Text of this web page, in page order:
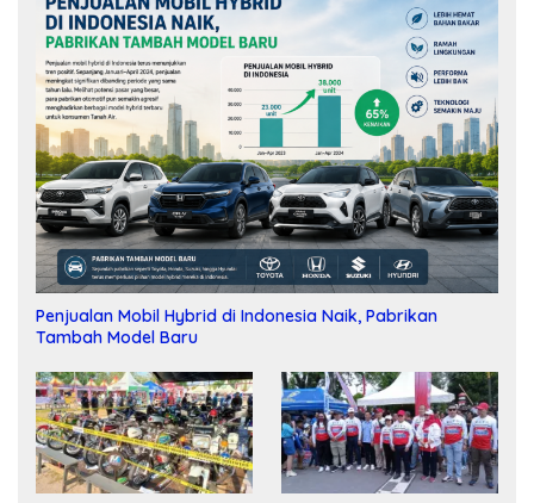
Penjualan Mobil Hybrid di Indonesia Naik, Pabrikan
Tambah Model Baru